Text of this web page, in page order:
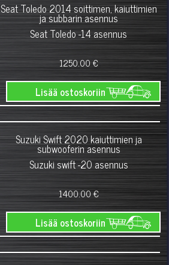
Seat Toledo 2014 soittimen, kaiuttimien
ja subbarin asennus
Seat Toledo -14 asennus
1250.00 €
Lisää ostoskoriin
Suzuki Swift 2020 kaiuttimien ja
subwooferin asennus
Suzuki swift -20 asennus
1400.00 €
Lisää ostoskoriin